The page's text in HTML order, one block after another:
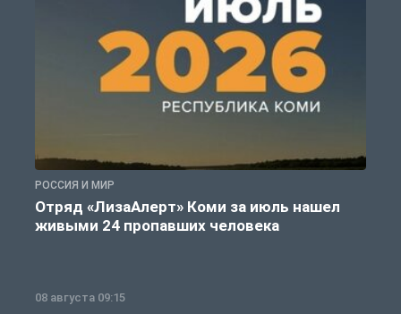
РОССИЯ И МИР
Отряд «ЛизаАлерт» Коми за июль нашел
живыми 24 пропавших человека
08 августа 09:15